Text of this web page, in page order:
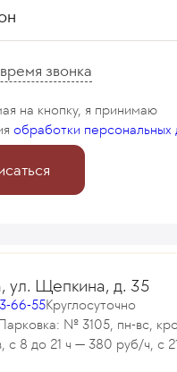
звонка
на кнопку, я принимаю
обработки персональных
ул. Щепкина, д. 35
66-55Круглосуточно
№ 3105, пн-вс,
с 8 до 21 ч — 380 руб/ч, с